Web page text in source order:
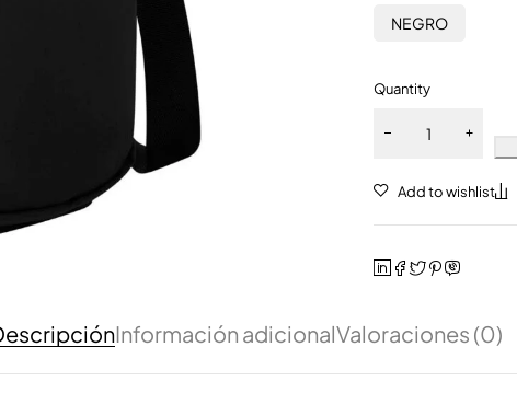
NEGRO
Quantity
Información adicionalValoraciones (0)